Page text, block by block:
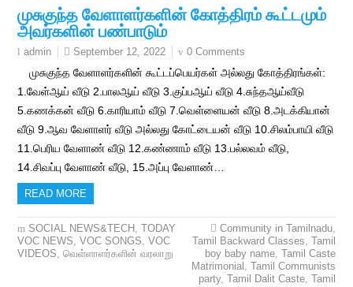
முசுகுந்த வேளாளர்களின் கோத்திரம் கூட்டமும்
அவர்களின் பண்பாடும்
admin September 12, 2022 0 Comments
முசுகுந்த வேளாளர்களின் கூட்டப்பெயர்கள் அல்லது கோத்திரங்கள்:
1.வேள்ஆய் வீடு 2.பாலஆய் வீடு 3.குப்பஆய் வீடு 4.சுந்தஆய்வீடு
5.கணக்கன் வீடு 6.காரியாம் வீடு 7.வெள்ளையன் வீடு 8.அடக்கியான்
வீடு 9.ஆவ வேளாளர் வீடு அல்லது கோட்டையன் வீடு 10.சிலம்பாயி வீடு
11.பெரிய வேளாண் வீடு 12.கண்ணாம் வீடு 13.பல்லவம் வீடு,
14.சிவப்பு வேளாண் வீடு, 15.அப்பு வேளாண்…
READ MORE
SOCIAL NEWS&TECH ,TODAY
VOC NEWS,VOC SONGS,VOC
VIDEOS,வெள்ளாளர்களின் வரலாறு
Community in Tamilnadu,
Tamil Backward Classes, Tamil
boy baby name, Tamil Caste
Matrimonial , Tamil Communists
party, Tamil Dalit Caste, Tamil